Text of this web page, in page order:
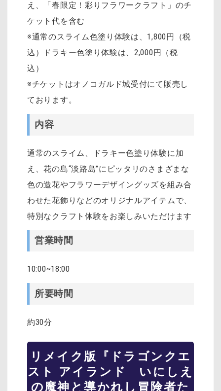
え、「春限定！彩りフラワークラフト」のチ
ケット代を含む
※通常のスライム色塗り体験は、1,800円（税
込）ドラキー色塗り体験は、2,000円（税
込）
※チケットはオノコガルド城受付にて販売し
ております。
内容
通常のスライム、ドラキー色塗り体験に加
え、花の島“淡路島”にピッタリのさまざまな
色の造花やフラワーデザイングッズを組み合
わせた花飾りなどのオリジナルアイテムで、
特別なクラフト体験をお楽しみいただけます
営業時間
10:00~18:00
所要時間
約30分
リメイク版『ドラゴンクエ
スト アイランド いにしえ
の魔神と導かれし冒険者た